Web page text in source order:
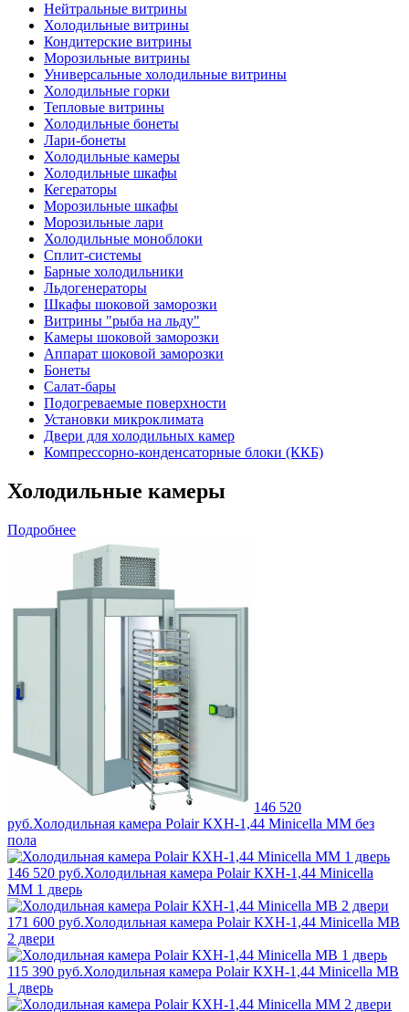
Нейтральные витрины
Холодильные витрины
Кондитерские витрины
Морозильные витрины
Универсальные холодильные витрины
Холодильные горки
Тепловые витрины
Холодильные бонеты
Лари-бонеты
Холодильные камеры
Холодильные шкафы
Кегераторы
Морозильные шкафы
Морозильные лари
Холодильные моноблоки
Сплит-системы
Барные холодильники
Льдогенераторы
Шкафы шоковой заморозки
Витрины "рыба на льду"
Камеры шоковой заморозки
Аппарат шоковой заморозки
Бонеты
Салат-бары
Подогреваемые поверхности
Установки микроклимата
Двери для холодильных камер
Компрессорно-конденсаторные блоки (ККБ)
Холодильные камеры
Подробнее
146 520
руб.Холодильная камера Polair КХН-1,44 Minicella ММ без
пола
146 520 руб.Холодильная камера Polair КХН-1,44 Minicella
ММ 1 дверь
171 600 руб.Холодильная камера Polair КХН-1,44 Minicella МB
2 двери
115 390 руб.Холодильная камера Polair КХН-1,44 Minicella МB
1 дверь